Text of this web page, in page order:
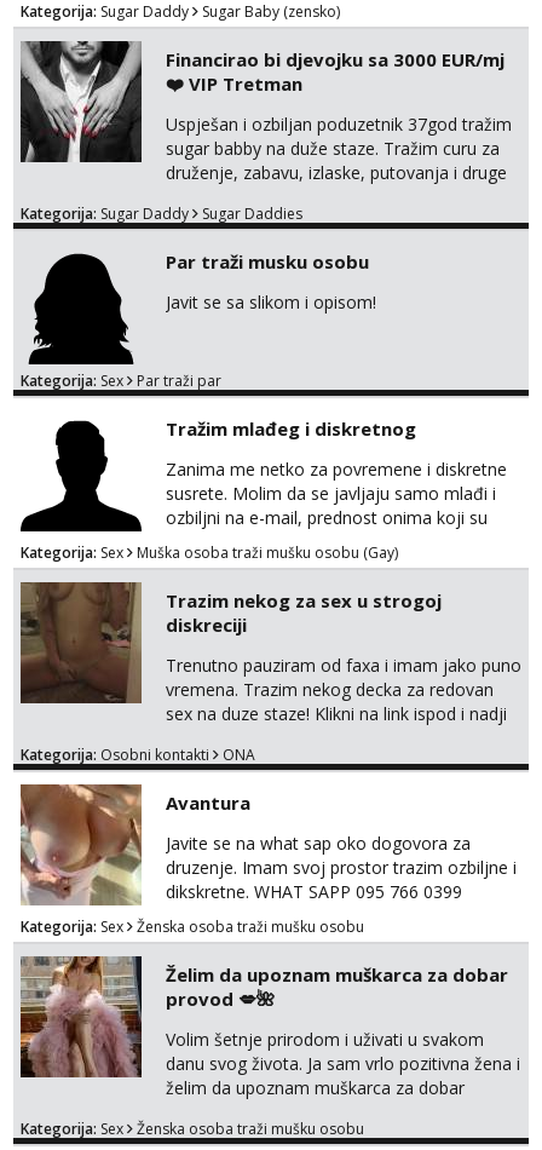
Kategorija: Sugar Daddy Sugar Baby (zensko)
Financirao bi djevojku sa 3000 EUR/mj
❤️ VIP Tretman
Uspješan i ozbiljan poduzetnik 37god tražim
sugar babby na duže staze. Tražim curu za
druženje, zabavu, izlaske, putovanja i druge
otvorena, komunikativna, zgodna i atraktivna
markodalic37@gmail.com
Kategorija: Sugar Daddy Sugar Daddies
Par traži musku osobu
Javit se sa slikom i opisom!
Kategorija: Sex Par traži par
Tražim mlađeg i diskretnog
Zanima me netko za povremene i diskretne
susrete. Molim da se javljaju samo mlađi i
ozbiljni na e-mail, prednost onima koji su
vitke građe, iskustvo mi je nebitno. Higijena i
diskrecija su mi na prvom mjestu,
maksimalno držim do izgleda, sportski sam
tip.
Kategorija: Sex Muška osoba traži mušku osobu (Gay)
Trazim nekog za sex u strogoj
diskreciji
Trenutno pauziram od faxa i imam jako puno
vremena. Trazim nekog decka za redovan
sex na duze staze! Klikni na link ispod i nadji
Kategorija: Osobni kontakti ONA
Avantura
Javite se na what sap oko dogovora za
druzenje. Imam svoj prostor trazim ozbiljne i
dikskretne. WHAT SAPP 095 766 0399
Kategorija: Sex Ženska osoba traži mušku osobu
Želim da upoznam muškarca za dobar
provod 💋🌺
Volim šetnje prirodom i uživati u svakom
danu svog života. Ja sam vrlo pozitivna žena i
želim da upoznam muškarca za dobar
na link ispod i nadji me tamo, cekam te!
Kategorija: Sex Ženska osoba traži mušku osobu